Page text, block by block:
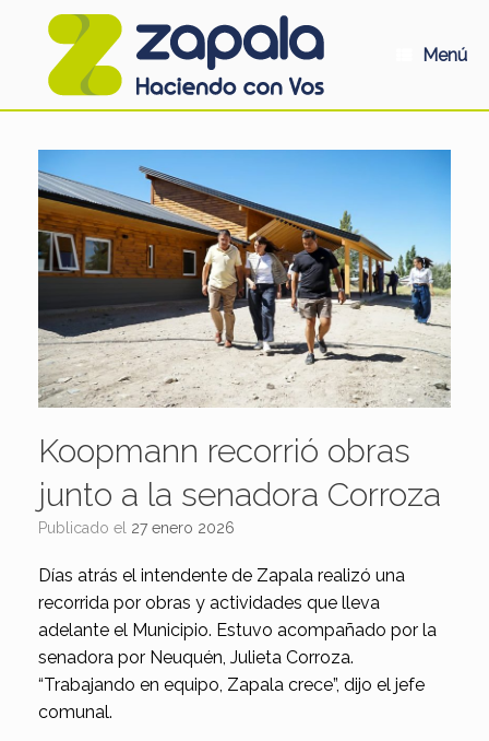
Menú
Koopmann recorrió obras
junto a la senadora Corroza
Publicado el 27 enero 2026
Días atrás el intendente de Zapala realizó una
recorrida por obras y actividades que lleva
adelante el Municipio. Estuvo acompañado por la
senadora por Neuquén, Julieta Corroza.
“Trabajando en equipo, Zapala crece”, dijo el jefe
comunal.